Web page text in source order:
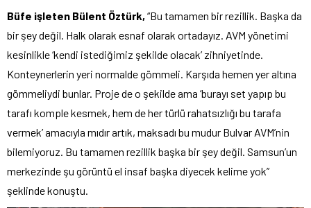
Büfe işleten Bülent Öztürk, “Bu tamamen bir rezillik. Başka da
bir şey değil. Halk olarak esnaf olarak ortadayız. AVM yönetimi
kesinlikle ‘kendi istediğimiz şekilde olacak’ zihniyetinde.
Konteynerlerin yeri normalde gömmeli. Karşıda hemen yer altına
gömmeliydi bunlar. Proje de o şekilde ama ‘burayı set yapıp bu
tarafı komple kesmek, hem de her türlü rahatsızlığı bu tarafa
vermek’ amacıyla mıdır artık, maksadı bu mudur Bulvar AVM’nin
bilemiyoruz. Bu tamamen rezillik başka bir şey değil. Samsun’un
merkezinde şu görüntü el insaf başka diyecek kelime yok”
şeklinde konuştu.